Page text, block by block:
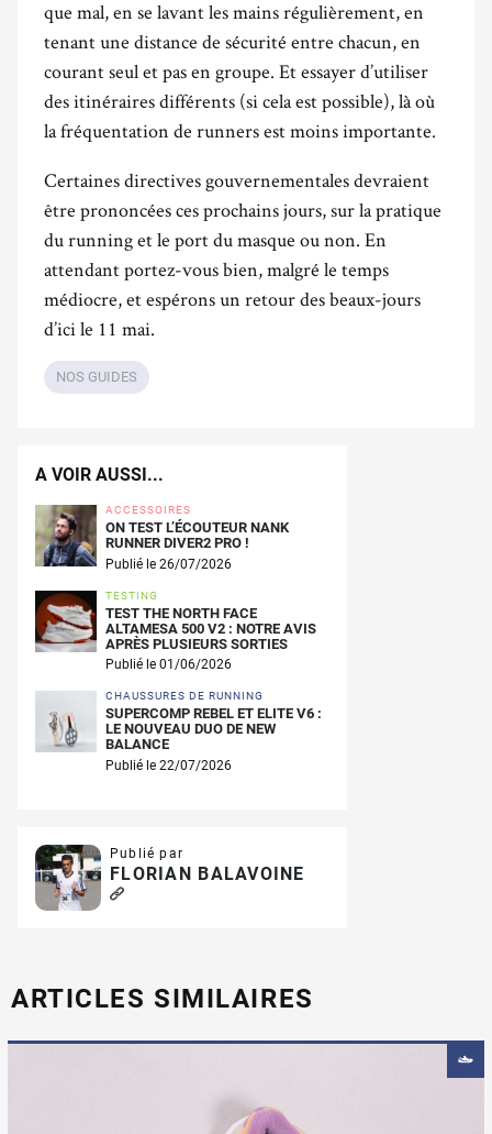
que mal, en se lavant les mains régulièrement, en
tenant une distance de sécurité entre chacun, en
courant seul et pas en groupe. Et essayer d’utiliser
des itinéraires différents (si cela est possible), là où
la fréquentation de runners est moins importante.
Certaines directives gouvernementales devraient
être prononcées ces prochains jours, sur la pratique
du running et le port du masque ou non. En
attendant portez-vous bien, malgré le temps
médiocre, et espérons un retour des beaux-jours
d’ici le 11 mai.
NOS GUIDES
A VOIR AUSSI...
ACCESSOIRES
ON TEST L’ÉCOUTEUR NANK
RUNNER DIVER2 PRO !
Publié le 26/07/2026
TESTING
TEST THE NORTH FACE
ALTAMESA 500 V2 : NOTRE AVIS
APRÈS PLUSIEURS SORTIES
Publié le 01/06/2026
CHAUSSURES DE RUNNING
SUPERCOMP REBEL ET ELITE V6 :
LE NOUVEAU DUO DE NEW
BALANCE
Publié le 22/07/2026
Publié par
FLORIAN BALAVOINE
ARTICLES SIMILAIRES